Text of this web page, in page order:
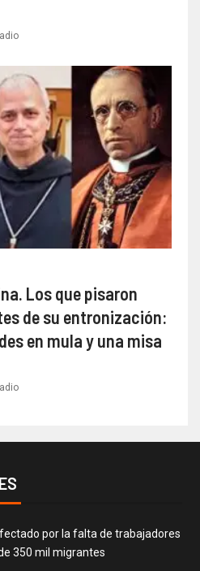
Los que pisaron
de su entronización:
en mula y una misa
por la falta de trabajadores
350 mil migrantes